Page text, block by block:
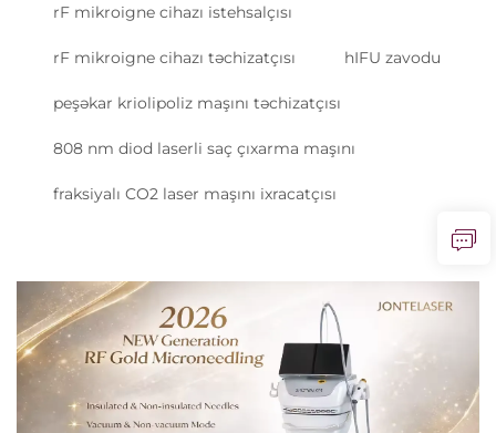
rF mikroigne cihazı istehsalçısı
rF mikroigne cihazı təchizatçısı hIFU zavodu
peşəkar kriolipoliz maşını təchizatçısı
808 nm diod laserli saç çıxarma maşını
fraksiyalı CO2 laser maşını ixracatçısı